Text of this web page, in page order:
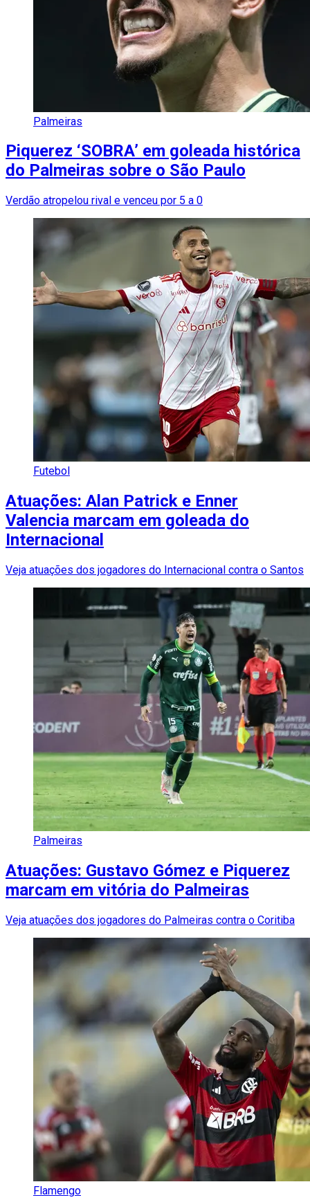
Palmeiras
Piquerez ‘SOBRA’ em goleada histórica
do Palmeiras sobre o São Paulo
Verdão atropelou rival e venceu por 5 a 0
Futebol
Atuações: Alan Patrick e Enner
Valencia marcam em goleada do
Internacional
Veja atuações dos jogadores do Internacional contra o Santos
Palmeiras
Atuações: Gustavo Gómez e Piquerez
marcam em vitória do Palmeiras
Veja atuações dos jogadores do Palmeiras contra o Coritiba
Flamengo